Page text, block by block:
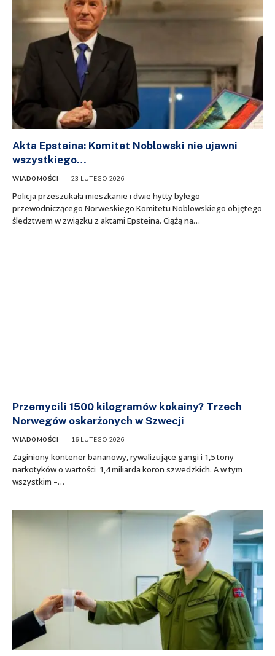
Akta Epsteina: Komitet Noblowski nie ujawni
wszystkiego…
WIADOMOŚCI 23 LUTEGO 2026
Policja przeszukała mieszkanie i dwie hytty byłego
przewodniczącego Norweskiego Komitetu Noblowskiego objętego
śledztwem w związku z aktami Epsteina. Ciążą na…
Przemycili 1500 kilogramów kokainy? Trzech
Norwegów oskarżonych w Szwecji
WIADOMOŚCI 16 LUTEGO 2026
Zaginiony kontener bananowy, rywalizujące gangi i 1,5 tony
narkotyków o wartości 1,4 miliarda koron szwedzkich. A w tym
wszystkim –…